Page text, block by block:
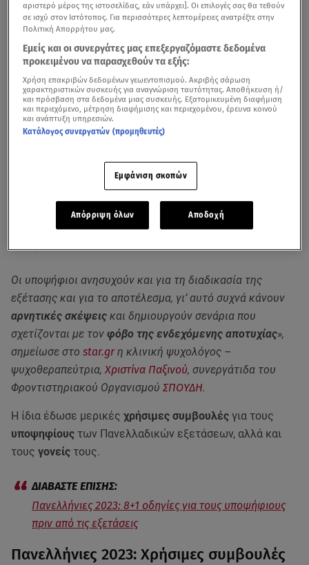
κλπ.), αλλά καισυναισθηματικές(τάσεις φυγής,
ευερεθιστότητα, επιθετικότητα, θυμός, ευσυγκινησία).
Το εκδηλώνεται με σωματικές και συναισθηματικές ενοχλήσεις - φωτ.
unsplash
Οι υποψήφιοι ανησυχούν και για τη διαδικασία της
εξέτασης και για το αποτέλεσμα, γι’ αυτό συχνά κάνουν
αρνητικές σκέψεις και δημιουργούν σενάρια που
σχετίζονται με τον φόβο της ενδεχόμενης αποτυχίας»,
σημείωσε στο star.grη κλινική ψυχολόγος –
ψυχοθεραπεύτρια,Χριστίνα Παξινού, συνεργάτιδα του
Φροντιστηριακού Οργανισμού ΣΠΟΥΔΗ.
Η ίδια έδωσε μερικές χρήσιμες συμβουλές για τους
υποψηφίους των Πανελλαδικών εξετάσεων, αλλά και
τους γονείς τους.
Πανελλήνιες 2023: 8+1 οδηγίες για τους υποψήφιους
πριν από τις εξετάσεις
Πανελλήνιες 2023: Χρήσιμες συμβουλές
αριστερό μέρος της ιστοσελίδας, εάν υπάρχει]. Οι επιλογές σας θα τεθούν
σε ισχύ στον Ιστότοπος. Για περισσότερες λεπτομέρειες ανατρέξτε στην
Πολιτική Απορρήτου μας.
Εμείς και οι συνεργάτες μας επεξεργαζόμαστε δεδομένα
προκειμένου να παρασχεθούν τα εξής:
Χρήση επακριβών δεδομένων γεωεντοπισμού. Ακριβής σάρωση
χαρακτηριστικών συσκευής για αναγνώριση ταυτότητας. Αποθήκευση ή/
και πρόσβαση στα δεδομένα μιας συσκευής. Εξατομικευμένη διαφήμιση
και περιεχόμενο, μέτρηση διαφήμισης και περιεχομένου, έρευνα κοινού
και ανάπτυξη υπηρεσιών.
Κατάλογος συνεργατών (προμηθευτές)
Εμφάνιση σκοπών
Απόρριψη όλων Αποδοχή